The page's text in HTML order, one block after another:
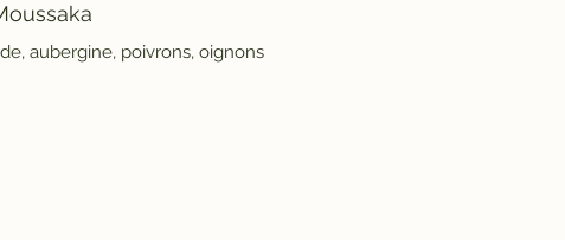
aubergine, poivrons, oignons